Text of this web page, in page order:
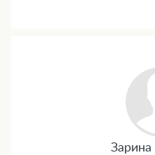
Зарина